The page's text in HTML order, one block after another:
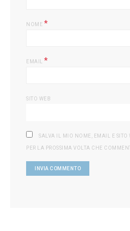
NOME *
EMAIL *
SITO WEB
SALVA IL MIO NOME, EMAIL E SITO
PER LA PROSSIMA VOLTA CHE